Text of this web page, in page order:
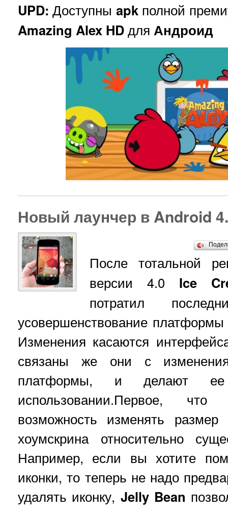
UPD: Доступны apkполной
Amazing Alex HDдля Андроид
Новый лаунчер в Android
После тотальной
версии 4.0 Ice
потратил
усовершенствование
Изменения касаются
связаны же они с
платформы, и делают
использовании.Первое,
возможность изменять
хоумскрина относительно
Например, если вы хотите
иконки, то теперь не надо
удалять иконку, Jelly Bean